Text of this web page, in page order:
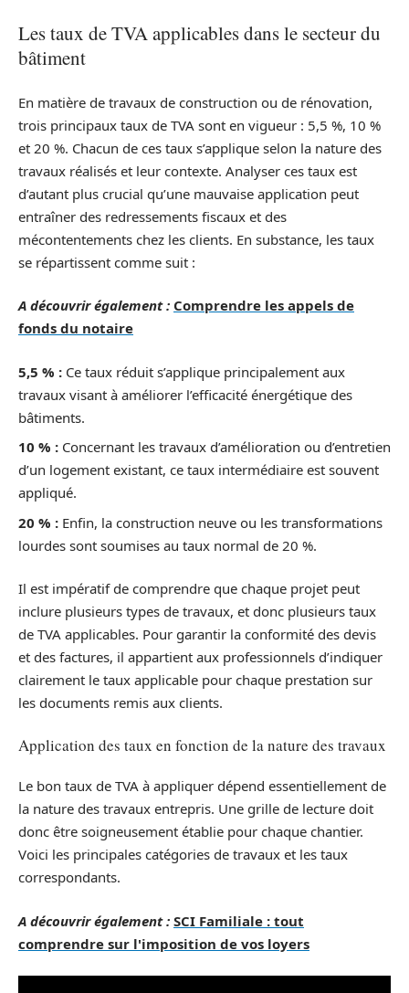
Les taux de TVA applicables dans le secteur du
bâtiment
En matière de travaux de construction ou de rénovation,
trois principaux taux de TVA sont en vigueur : 5,5 %, 10 %
et 20 %. Chacun de ces taux s’applique selon la nature des
travaux réalisés et leur contexte. Analyser ces taux est
d’autant plus crucial qu’une mauvaise application peut
entraîner des redressements fiscaux et des
mécontentements chez les clients. En substance, les taux
se répartissent comme suit :
A découvrir également : Comprendre les appels de
fonds du notaire
5,5 % : Ce taux réduit s’applique principalement aux
travaux visant à améliorer l’efficacité énergétique des
bâtiments.
10 % : Concernant les travaux d’amélioration ou d’entretien
d’un logement existant, ce taux intermédiaire est souvent
appliqué.
20 % : Enfin, la construction neuve ou les transformations
lourdes sont soumises au taux normal de 20 %.
Il est impératif de comprendre que chaque projet peut
inclure plusieurs types de travaux, et donc plusieurs taux
de TVA applicables. Pour garantir la conformité des devis
et des factures, il appartient aux professionnels d’indiquer
clairement le taux applicable pour chaque prestation sur
les documents remis aux clients.
Application des taux en fonction de la nature des travaux
Le bon taux de TVA à appliquer dépend essentiellement de
la nature des travaux entrepris. Une grille de lecture doit
donc être soigneusement établie pour chaque chantier.
Voici les principales catégories de travaux et les taux
correspondants.
A découvrir également : SCI Familiale : tout
comprendre sur l'imposition de vos loyers